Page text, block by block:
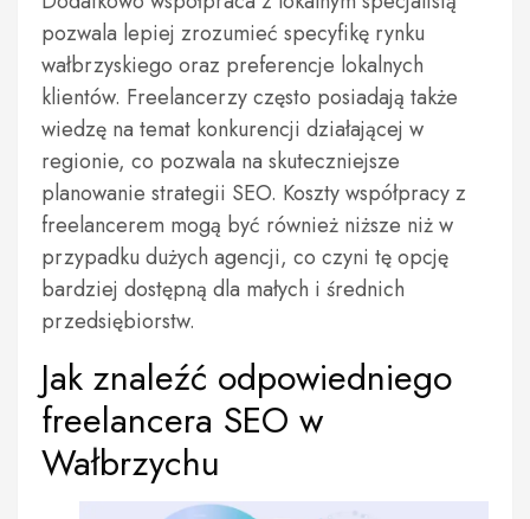
pozwala lepiej zrozumieć specyfikę rynku
wałbrzyskiego oraz preferencje lokalnych
klientów. Freelancerzy często posiadają także
wiedzę na temat konkurencji działającej w
regionie, co pozwala na skuteczniejsze
planowanie strategii SEO. Koszty współpracy z
freelancerem mogą być również niższe niż w
przypadku dużych agencji, co czyni tę opcję
bardziej dostępną dla małych i średnich
przedsiębiorstw.
Jak znaleźć odpowiedniego
freelancera SEO w
Wałbrzychu